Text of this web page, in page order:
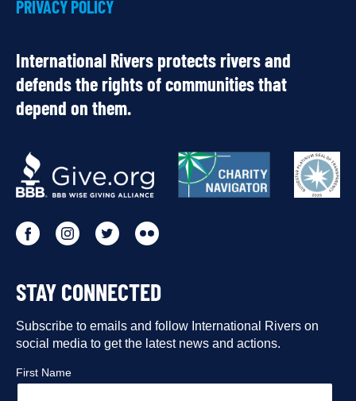
PRIVACY POLICY
International Rivers protects rivers and
defends the rights of communities that
depend on them.
OUR
PARTNERS
Go
our
Facebook
profile
Go
our
Instagram
Go
our
Twitter
Go
our
Flickr
STAY CONNECTED
Subscribe to emails and follow International Rivers on
social media to get the latest news and actions.
First Name